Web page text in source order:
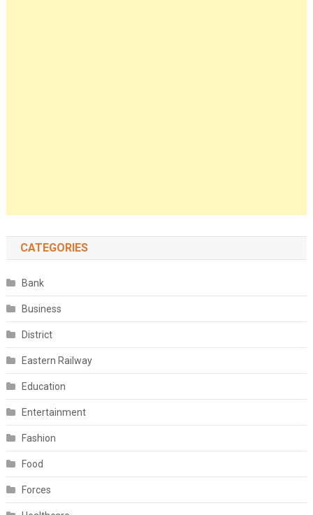
CATEGORIES
Bank
Business
District
Eastern Railway
Education
Entertainment
Fashion
Food
Forces